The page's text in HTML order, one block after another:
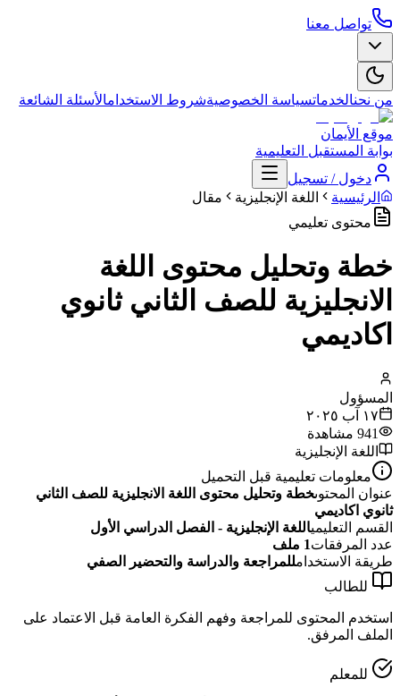
تواصل معنا
من نحنالخدماتسياسة الخصوصيةشروط الاستخدامالأسئلة الشائعة
موقع الأيمان
بوابة المستقبل التعليمية
دخول / تسجيل
الرئيسية
اللغة الإنجليزية
مقال
محتوى تعليمي
خطة وتحليل محتوى اللغة
الانجليزية للصف الثاني ثانوي
اكاديمي
المسؤول
١٧ آب ٢٠٢٥
941 مشاهدة
اللغة الإنجليزية
معلومات تعليمية قبل التحميل
عنوان المحتوىخطة وتحليل محتوى اللغة الانجليزية للصف الثاني
ثانوي اكاديمي
القسم التعليمياللغة الإنجليزية - الفصل الدراسي الأول
عدد المرفقات1 ملف
طريقة الاستخدامللمراجعة والدراسة والتحضير الصفي
للطالب
استخدم المحتوى للمراجعة وفهم الفكرة العامة قبل الاعتماد على
الملف المرفق.
للمعلم